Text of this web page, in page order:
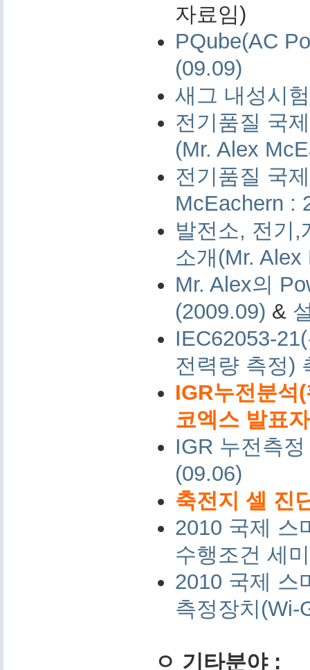
자료임)
PQube(AC
(09.09)
새그 내성시
전기품질 국
(Mr. Alex
전기품질 국
McEachern :
발전소, 전기,
소개(Mr.
Mr. Alex의
(2009.09) &
IEC62053-
전력량 측정)
IGR누전분석
코엑스 발표
IGR 누전측
(09.06)
축전지 셀 진
2010 국제 스
수행조건 세
2010 국제 스
측정장치(Wi-
ㅇ 기타분야 :